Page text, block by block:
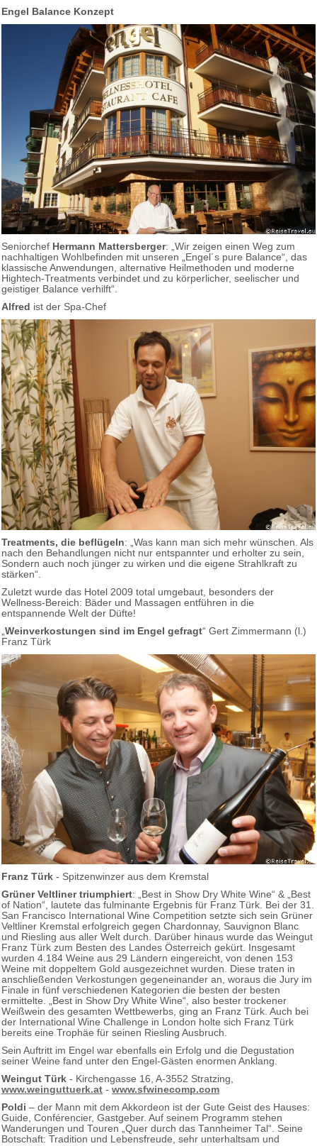
Engel Balance Konzept
Seniorchef Hermann Mattersberger: „Wir zeigen einen Weg zum
nachhaltigen Wohlbefinden mit unseren „Engel´s pure Balance“, das
klassische Anwendungen, alternative Heilmethoden und moderne
Hightech-Treatments verbindet und zu körperlicher, seelischer und
geistiger Balance verhilft“.
Alfred ist der Spa-Chef
Treatments, die beflügeln: „Was kann man sich mehr wünschen. Als
nach den Behandlungen nicht nur entspannter und erholter zu sein,
Sondern auch noch jünger zu wirken und die eigene Strahlkraft zu
stärken“.
Zuletzt wurde das Hotel 2009 total umgebaut, besonders der
Wellness-Bereich: Bäder und Massagen entführen in die
entspannende Welt der Düfte!
Weinverkostungen sind im Engel gefragt“ Gert Zimmermann (l.)
Franz Türk
Franz Türk - Spitzenwinzer aus dem Kremstal
Grüner Veltliner triumphiert: „Best in Show Dry White Wine“ & „Best
of Nation“, lautete das fulminante Ergebnis für Franz Türk. Bei der 31.
San Francisco International Wine Competition setzte sich sein Grüner
Veltliner Kremstal erfolgreich gegen Chardonnay, Sauvignon Blanc
und Riesling aus aller Welt durch. Darüber hinaus wurde das Weingut
Franz Türk zum Besten des Landes Österreich gekürt. Insgesamt
wurden 4.184 Weine aus 29 Ländern eingereicht, von denen 153
Weine mit doppeltem Gold ausgezeichnet wurden. Diese traten in
anschließenden Verkostungen gegeneinander an, woraus die Jury im
Finale in fünf verschiedenen Kategorien die besten der besten
ermittelte. „Best in Show Dry White Wine“, also bester trockener
Weißwein des gesamten Wettbewerbs, ging an Franz Türk. Auch bei
der International Wine Challenge in London holte sich Franz Türk
bereits eine Trophäe für seinen Riesling Ausbruch.
Sein Auftritt im Engel war ebenfalls ein Erfolg und die Degustation
seiner Weine fand unter den Engel-Gästen enormen Anklang.
Weingut Türk - Kirchengasse 16, A-3552 Stratzing,
www.weinguttuerk.at - www.sfwinecomp.com
Poldi – der Mann mit dem Akkordeon ist der Gute Geist des Hauses:
Guide, Conférencier, Gastgeber. Auf seinem Programm stehen
Wanderungen und Touren „Quer durch das Tannheimer Tal“. Seine
Botschaft: Tradition und Lebensfreude, sehr unterhaltsam und